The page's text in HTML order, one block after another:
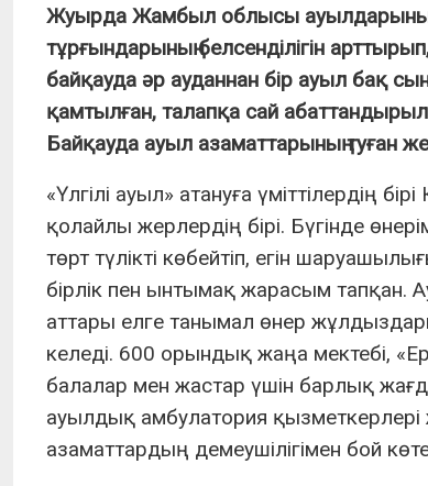
Жуырда Жамбыл облысы ауылдарының
тұрғындарының белсенділігін
байқауда әр ауданнан бір ауыл бақ
қамтылған, талапқа сай
Байқауда ауыл азаматтарының туған
«Үлгілі ауыл» атануға үміттілердің
қолайлы жерлердің бірі. Бүгінде
төрт түлікті көбейтіп, егін
бірлік пен ынтымақ жарасым тапқан.
аттары елге танымал өнер
келеді. 600 орындық жаңа мектебі,
балалар мен жастар үшін барлық
ауылдық амбулатория
азаматтардың демеушілігімен бой